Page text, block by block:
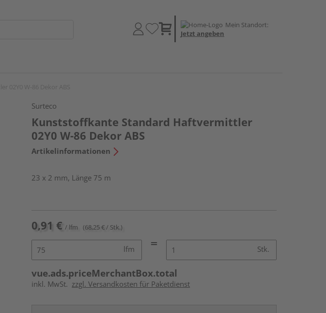
Mein Standort:
Jetzt angeben
Surteco
Kunststoffkante Standard Haftvermittler
02Y0 W-86 Dekor ABS
Artikelinformationen
23 x 2 mm, Länge 75 m
0,91 € / lfm (68,25 € / Stk.)
lfm Stk.
vue.ads.priceMerchantBox.total
inkl. MwSt. zzgl. Versandkosten für Paketdienst